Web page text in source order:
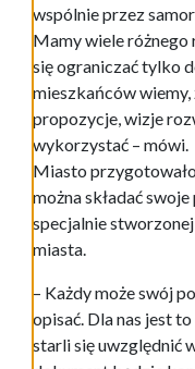
wspólnie przez
Mamy wiele różnego
się ograniczać tylko
mieszkańców wiemy,
propozycje, wizje
wykorzystać – mówi.
Miasto
można składać
specjalnie
miasta.
– Każdy może swój
opisać. Dla nas jest
starli się uwzględnić